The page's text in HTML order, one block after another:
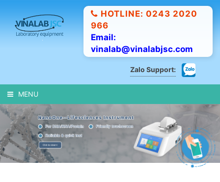
HOTLINE: 0243 2020
966
Email:
vinalab@vinalabjsc.com
Zalo Support:
MENU